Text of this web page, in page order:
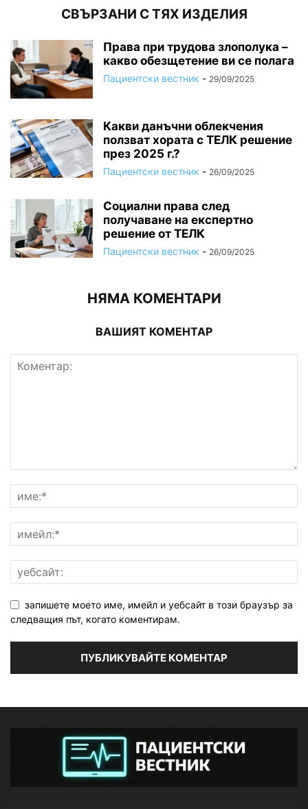
СВЪРЗАНИ С ТЯХ ИЗДЕЛИЯ
Права при трудова злополука –
какво обезщетение ви се полага
Пациентски вестник - 29/09/2025
Какви данъчни облекчения
ползват хората с ТЕЛК решение
през 2025 г.?
Пациентски вестник - 26/09/2025
Социални права след
получаване на експертно
решение от ТЕЛК
Пациентски вестник - 26/09/2025
НЯМА КОМЕНТАРИ
ВАШИЯТ КОМЕНТАР
запишете моето име, имейл и уебсайт в този браузър за
следващия път, когато коментирам.